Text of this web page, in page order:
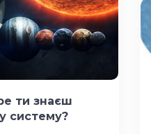
ти знаєш
систему?